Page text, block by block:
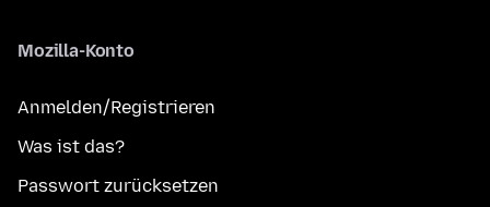
Mozilla-Konto
Anmelden/Registrieren
Was ist das?
Passwort zurücksetzen